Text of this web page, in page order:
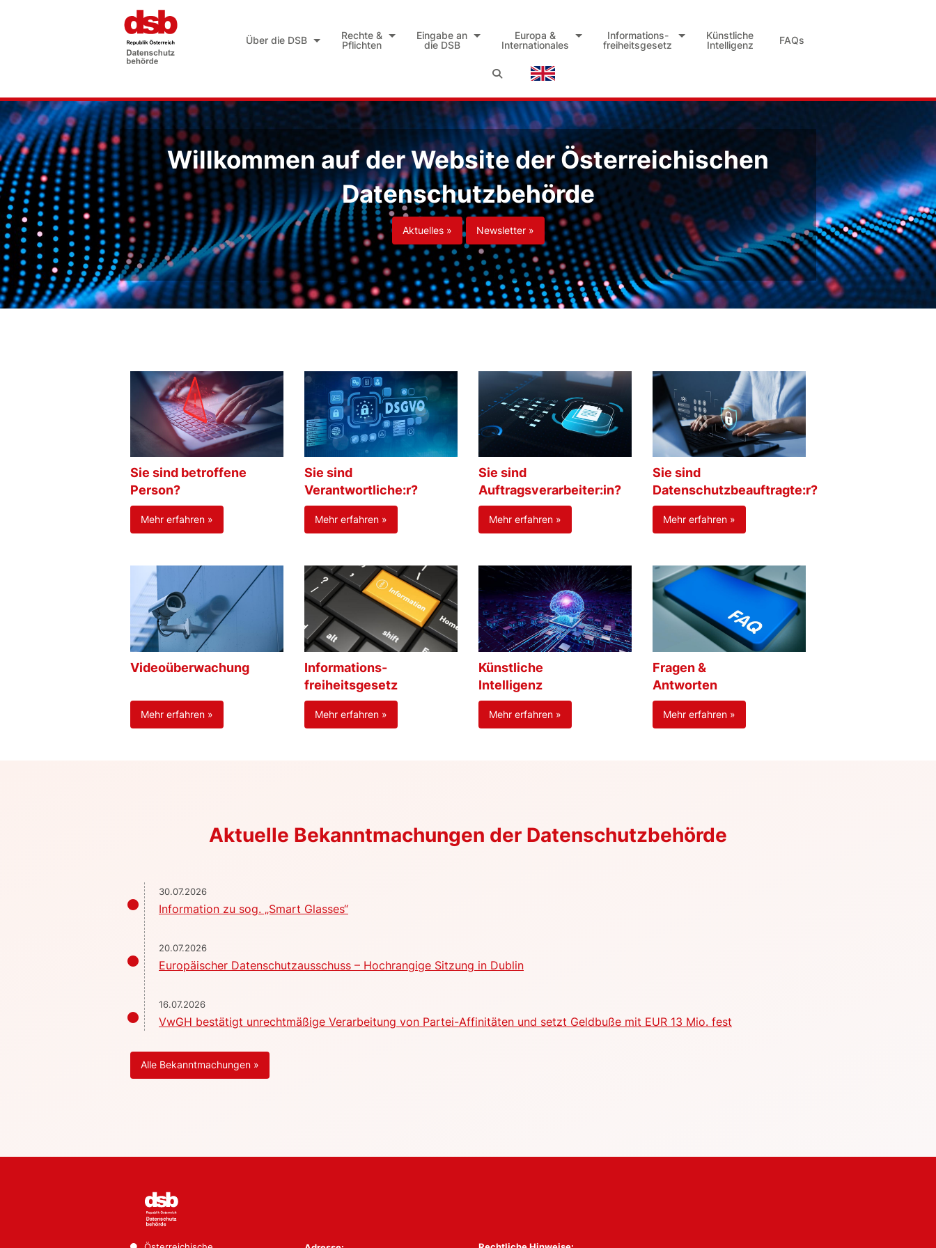
Über die DSB
Rechte &
Pflichten
Eingabe an
die DSB
Europa &
Internationales
Informations-
freiheitsgesetz
Künstliche
Intelligenz
FAQs
Willkommen auf der Website der Österreichischen
Datenschutzbehörde
Aktuelles » Newsletter »
Sie sind betroffene
Person?
Mehr erfahren »
Sie sind
Verantwortliche:r?
Mehr erfahren »
Sie sind
Auftragsverarbeiter:in?
Mehr erfahren »
Sie sind
Datenschutzbeauftragte:r?
Mehr erfahren »
Videoüberwachung
Mehr erfahren »
Informations-
freiheitsgesetz
Mehr erfahren »
Künstliche
Intelligenz
Mehr erfahren »
Fragen &
Antworten
Mehr erfahren »
Aktuelle Bekanntmachungen der Datenschutzbehörde
30.07.2026
Information zu sog. „Smart Glasses“
20.07.2026
Europäischer Datenschutzausschuss – Hochrangige Sitzung in Dublin
16.07.2026
VwGH bestätigt unrechtmäßige Verarbeitung von Partei-Affinitäten und setzt Geldbuße mit EUR 13 Mio. fest
Alle Bekanntmachungen »